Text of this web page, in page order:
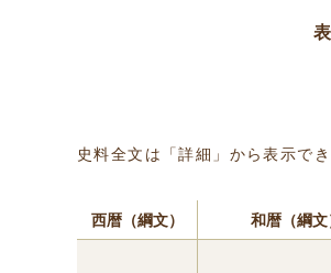
史料全文は「詳細」から表示で
西暦（綱文） 和暦（綱文